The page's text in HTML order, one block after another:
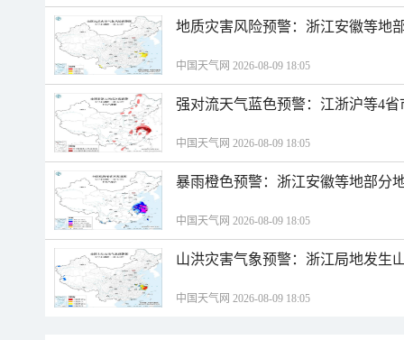
地质灾害风险预警：浙江安徽等地
中国天气网 2026-08-09 18:05
强对流天气蓝色预警：江浙沪等4
中国天气网 2026-08-09 18:05
暴雨橙色预警：浙江安徽等地部分
中国天气网 2026-08-09 18:05
山洪灾害气象预警：浙江局地发生
中国天气网 2026-08-09 18:05